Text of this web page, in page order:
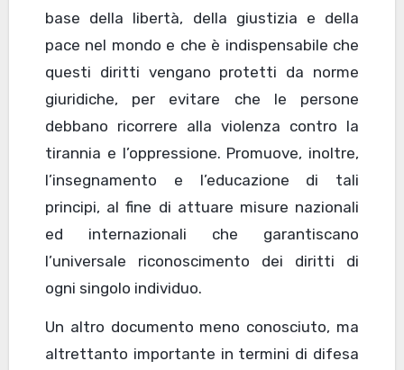
base della libertà, della giustizia e della
pace nel mondo e che è indispensabile che
questi diritti vengano protetti da norme
giuridiche, per evitare che le persone
debbano ricorrere alla violenza contro la
tirannia e l’oppressione. Promuove, inoltre,
l’insegnamento e l’educazione di tali
principi, al fine di attuare misure nazionali
ed internazionali che garantiscano
l’universale riconoscimento dei diritti di
ogni singolo individuo.
Un altro documento meno conosciuto, ma
altrettanto importante in termini di difesa